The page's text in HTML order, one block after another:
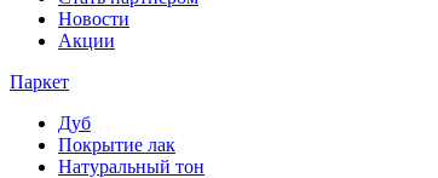
Новости
Акции
Паркет
Дуб
Покрытие лак
Натуральный тон